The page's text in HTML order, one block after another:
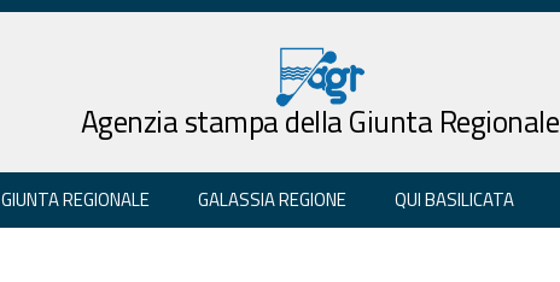
Agenzia stampa della Giunta Regionale
GIUNTA REGIONALE GALASSIA REGIONE QUI BASILICATA